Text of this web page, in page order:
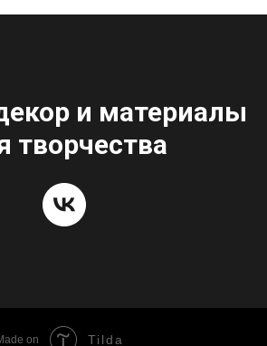
и материалы
творчества
on Tilda